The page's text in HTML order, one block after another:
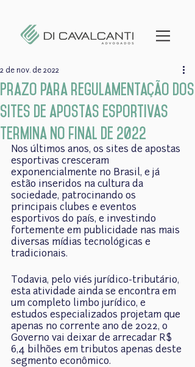
Prazo para regulamentação dos
sites de apostas esportivas
termina no final de 2022
2 de nov. de 2022
Nos últimos anos, os sites de apostas
esportivas cresceram
exponencialmente no Brasil, e já
estão inseridos na cultura da
sociedade, patrocinando os
principais clubes e eventos
esportivos do país, e investindo
fortemente em publicidade nas mais
diversas mídias tecnológicas e
tradicionais.
Todavia, pelo viés jurídico-tributário,
esta atividade ainda se encontra em
um completo limbo jurídico, e
estudos especializados projetam que
apenas no corrente ano de 2022, o
Governo vai deixar de arrecadar R$
6,4 bilhões em tributos apenas deste
segmento econômico.